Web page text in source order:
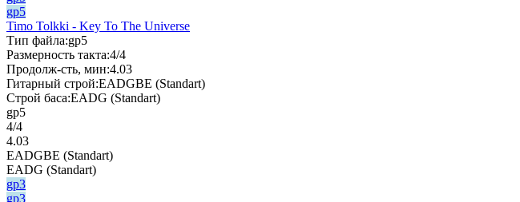
gp5
Timo Tolkki - Key To The Universe
Тип файла:gp5
Размерность такта:4/4
Продолж-сть, мин:4.03
Гитарный строй:EADGBE (Standart)
Строй баса:EADG (Standart)
gp5
4/4
4.03
EADGBE (Standart)
EADG (Standart)
gp3
gp3